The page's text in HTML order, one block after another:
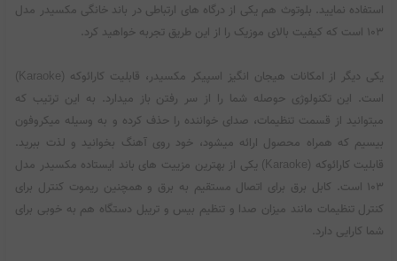
استفاده نمایید. بلوتوث هم یکی از درگاه های ارتباطی در باند خانگی مکسیدر مدل
۱۰۳ است که کیفیت بالای موزیک را از این طریق تجربه خواهید کرد.
یکی دیگر از امکانات هیجان انگیز اسپیکر مکسیدر، قابلیت کارائوکه (Karaoke)
است. این تکنولوژی حوصله شما را از سر رفتن باز میدارد. به این ترتیب که
میتوانید از قسمت تنظیمات، صدای خواننده را حذف کرده و به وسیله میکروفون
بیسیم که همراه محصول ارائه میشود، خود روی آهنگ بخوانید و لذت ببرید.
قابلیت کارائوکه (Karaoke) یکی از بهترین مزییت های باند ایستاده مکسیدر مدل
۱۰۳ است. کابل برق برای اتصال مستقیم به برق و همچنین ریموت کنترل برای
کنترل تنظیمات مانند میزان صدا و تنظیم بیس و تریبل دستگاه هم به خوبی برای
شما کارایی دارد.